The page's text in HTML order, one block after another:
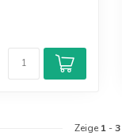
Zeige 1 -3